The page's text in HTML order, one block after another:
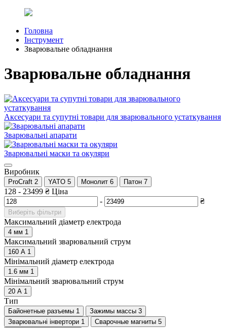
Головна
Інструмент
Зварювальне обладнання
Зварювальне обладнання
Аксесуари та супутні товари для зварювального устаткування
Зварювальні апарати
Зварювальні маски та окуляри
Виробник
ProCraft 2 YATO 5 Монолит 6 Патон 7
128 - 23499 ₴ Ціна
-
₴
Виберіть фільтри
Максимальний діаметр електрода
4 мм 1
Максимальний зварювальний струм
160 А 1
Мінімальний діаметр електрода
1.6 мм 1
Мінімальний зварювальний струм
20 А 1
Тип
Байонетные разъемы 1 Зажимы массы 3
Зварювальні інвертори 1 Сварочные магниты 5